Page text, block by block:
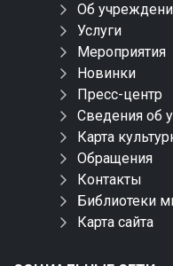
Об
Услуги
Мероприятия
Новинки
Пресс-центр
Сведения об
Карта
Обращения
Контакты
Библиотеки
Карта сайта